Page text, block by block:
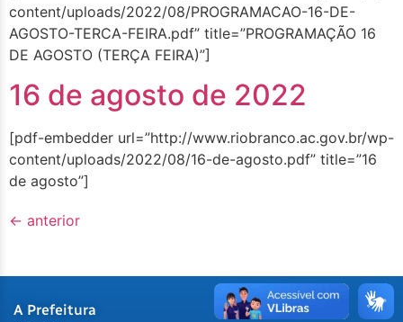
content/uploads/2022/08/PROGRAMACAO-16-DE-
AGOSTO-TERCA-FEIRA.pdf” title=”PROGRAMAÇÃO 16
DE AGOSTO (TERÇA FEIRA)”]
16 de agosto de 2022
[pdf-embedder url=”http://www.riobranco.ac.gov.br/wp-
content/uploads/2022/08/16-de-agosto.pdf” title=”16
de agosto”]
← anterior
A Prefeitura